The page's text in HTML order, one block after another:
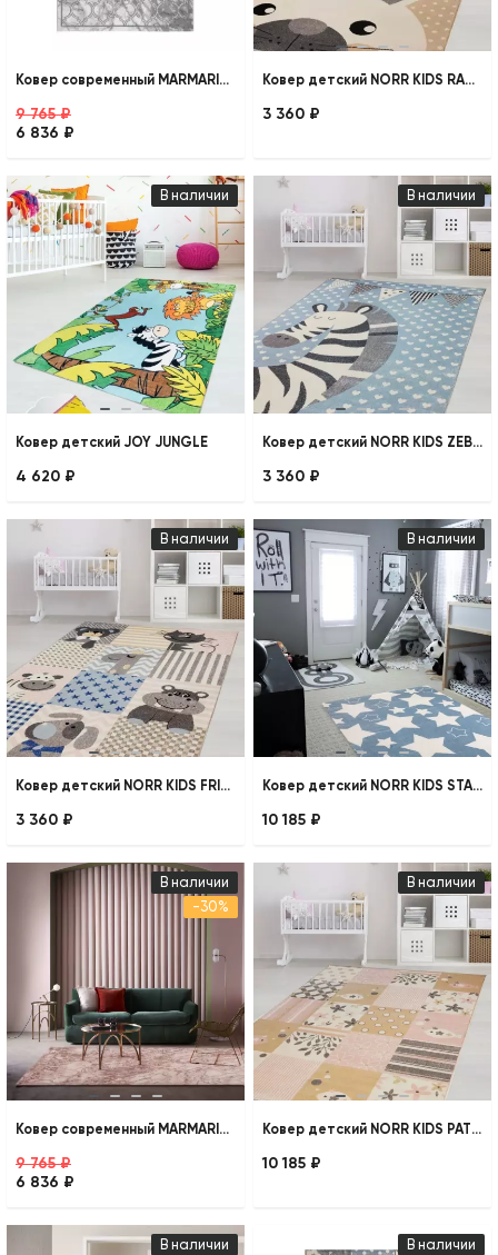
Ковер современный MARMARIS 401 SILVER
9 765 ₽
6 836 ₽
Ковер детский NORR KIDS RABBIT
3 360 ₽
В наличии
Ковер детский JOY JUNGLE
4 620 ₽
В наличии
Ковер детский NORR KIDS ZEBRA
3 360 ₽
В наличии
Ковер детский NORR KIDS FRIENDS
3 360 ₽
В наличии
Ковер детский NORR KIDS STARS
10 185 ₽
-30%
В наличии
Ковер современный MARMARIS 401 BEIGE
9 765 ₽
6 836 ₽
В наличии
Ковер детский NORR KIDS PATCHWORK
10 185 ₽
В наличии В наличии